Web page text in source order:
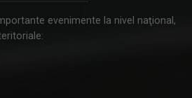
evenimente la nivel naţional,